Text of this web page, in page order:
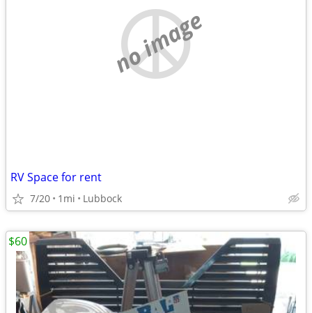
no image
RV Space for rent
7/20 1mi Lubbock
$60